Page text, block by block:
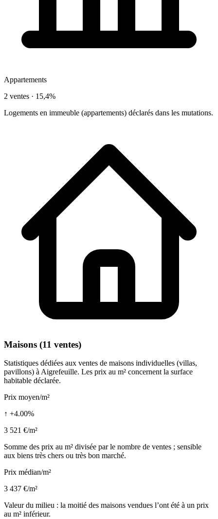
Appartements
2 ventes · 15,4%
Logements en immeuble (appartements) déclarés dans les mutations.
Maisons (11 ventes)
Statistiques dédiées aux ventes de maisons individuelles (villas,
pavillons) à Aigrefeuille. Les prix au m² concernent la surface
habitable déclarée.
Prix moyen/m²
↑ +4.00%
3 521 €/m²
Somme des prix au m² divisée par le nombre de ventes ; sensible
aux biens très chers ou très bon marché.
Prix médian/m²
3 437 €/m²
Valeur du milieu : la moitié des maisons vendues l’ont été à un prix
au m² inférieur.